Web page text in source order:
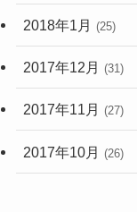
2018年1月 (25)
2017年12月 (31)
2017年11月 (27)
2017年10月 (26)